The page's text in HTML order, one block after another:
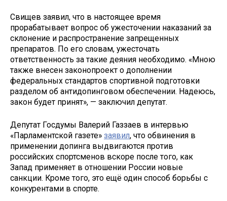
Свищев заявил, что в настоящее время
прорабатывает вопрос об ужесточении наказаний за
склонение и распространение запрещенных
препаратов. По его словам, ужесточать
ответственность за такие деяния необходимо. «Мною
также внесен законопроект о дополнении
федеральных стандартов спортивной подготовки
разделом об антидопинговом обеспечении. Надеюсь,
закон будет принят», — заключил депутат.
Депутат Госдумы Валерий Газзаев в интервью
«Парламентской газете» заявил, что обвинения в
применении допинга выдвигаются против
российских спортсменов вскоре после того, как
Запад применяет в отношении России новые
санкции. Кроме того, это ещё один способ борьбы с
конкурентами в спорте.